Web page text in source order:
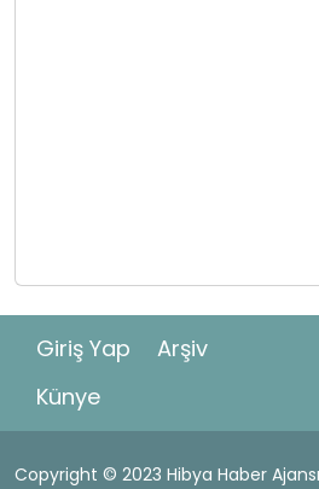
Giriş Yap
Arşiv
Künye
Copyright © 2023 Hibya Haber Ajansı